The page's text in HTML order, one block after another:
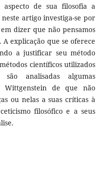
de sua filosofia a
artigo investiga-se por
dizer que não pensamos
A explicação que se oferece
a justificar seu método
científicos utilizados
analisadas algumas
Wittgenstein de que não
ou nelas a suas críticas à
filosófico e a seus